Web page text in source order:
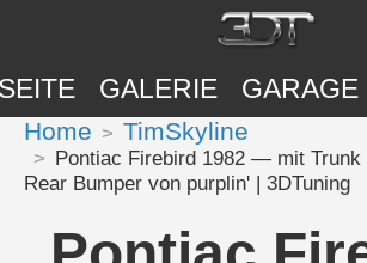
GALERIE GARAGE
Home TimSkyline
Pontiac Firebird 1982 — mit Trunk
Rear Bumper von purplin' | 3DTuning